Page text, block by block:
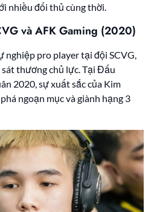
nhiều đối thủ cùng thời.
và AFK Gaming (2020)
nghiệp pro player tại đội SCVG,
thương chủ lực. Tại Đấu
2020, sự xuất sắc của Kim
ngoạn mục và giành hạng 3